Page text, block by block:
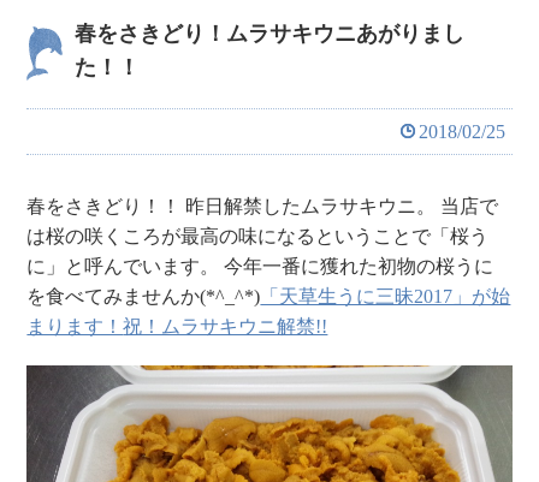
春をさきどり！ムラサキウニあがりまし
た！！
2018/02/25
春をさきどり！！ 昨日解禁したムラサキウニ。
当店で
は桜の咲くころが最高の味になるということで「桜う
に」と呼んでいます。
今年一番に獲れた初物の桜うに
を食べてみませんか(*^_^*) 「天草生うに三昧2017」が始
まります！祝！ムラサキウニ解禁!!